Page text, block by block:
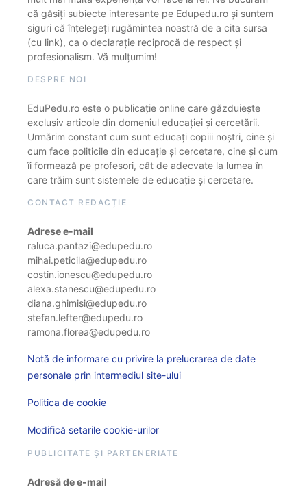
că găsiți subiecte interesante pe Edupedu.ro și suntem
siguri că înțelegeți rugămintea noastră de a cita sursa
(cu link), ca o declarație reciprocă de respect și
profesionalism. Vă mulțumim!
DESPRE NOI
EduPedu.ro este o publicație online care găzduiește
exclusiv articole din domeniul educației și cercetării.
Urmărim constant cum sunt educați copiii noștri, cine și
cum face politicile din educație și cercetare, cine și cum
îi formează pe profesori, cât de adecvate la lumea în
care trăim sunt sistemele de educație și cercetare.
CONTACT REDACȚIE
Adrese e-mail
raluca.pantazi@edupedu.ro
mihai.peticila@edupedu.ro
costin.ionescu@edupedu.ro
alexa.stanescu@edupedu.ro
diana.ghimisi@edupedu.ro
stefan.lefter@edupedu.ro
ramona.florea@edupedu.ro
Notă de informare cu privire la prelucrarea de date
personale prin intermediul site-ului
Politica de cookie
Modifică setarile cookie-urilor
PUBLICITATE ȘI PARTENERIATE
Adresă de e-mail